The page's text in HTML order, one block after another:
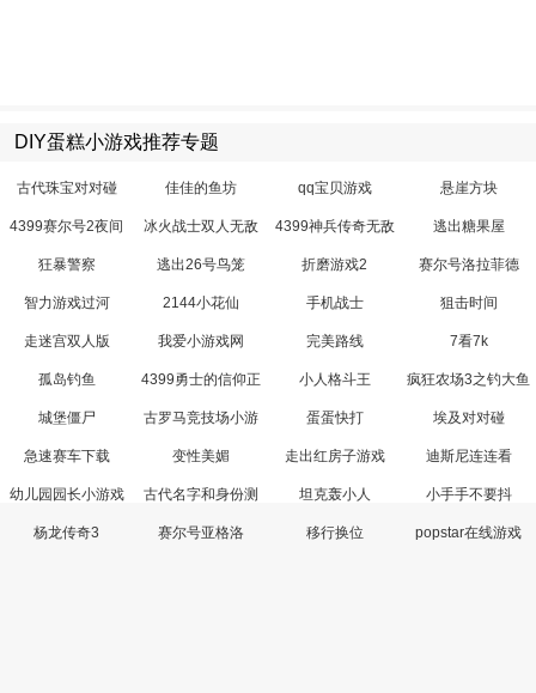
DIY蛋糕小游戏推荐专题
古代珠宝对对碰 佳佳的鱼坊 qq宝贝游戏 悬崖方块
4399赛尔号2夜间
版
冰火战士双人无敌
版
4399神兵传奇无敌
版
逃出糖果屋
狂暴警察 逃出26号鸟笼 折磨游戏2 赛尔号洛拉菲德
智力游戏过河 2144小花仙 手机战士 狙击时间
走迷宫双人版 我爱小游戏网 完美路线 7看7k
孤岛钓鱼
4399勇士的信仰正
式版
小人格斗王 疯狂农场3之钓大鱼
城堡僵尸
古罗马竞技场小游
戏
蛋蛋快打 埃及对对碰
急速赛车下载 变性美媚 走出红房子游戏 迪斯尼连连看
幼儿园园长小游戏
古代名字和身份测
试游戏
坦克轰小人 小手手不要抖
杨龙传奇3 赛尔号亚格洛 移行换位 popstar在线游戏